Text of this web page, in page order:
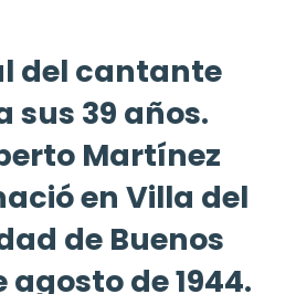
del cantante
sus 39 años.
Martínez
en Villa del
de Buenos
agosto de 1944.